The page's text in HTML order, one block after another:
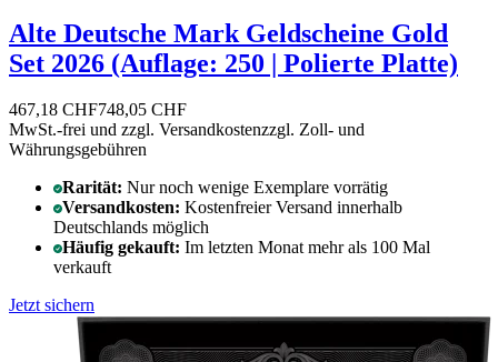
Alte Deutsche Mark Geldscheine Gold
Set 2026 (Auflage: 250 | Polierte Platte)
467,18 CHF748,05 CHF
MwSt.-frei und zzgl. Versandkostenzzgl. Zoll- und
Währungsgebühren
Rarität: Nur noch wenige Exemplare vorrätig
Versandkosten: Kostenfreier Versand innerhalb
Deutschlands möglich
Häufig gekauft: Im letzten Monat mehr als 100 Mal
verkauft
Jetzt sichern